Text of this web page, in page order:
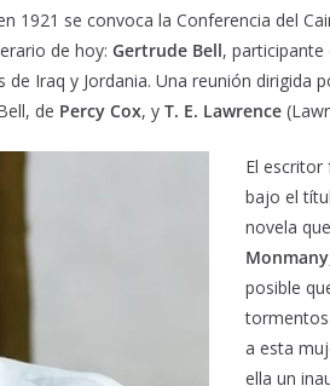
1921 se convoca la Conferencia del
de hoy: Gertrude Bell, participante
Iraq y Jordania. Una reunión dirigida
de Percy Cox, y T. E. Lawrence
El escritor
bajo el
novela
Monmany
posible
a esta
ella un